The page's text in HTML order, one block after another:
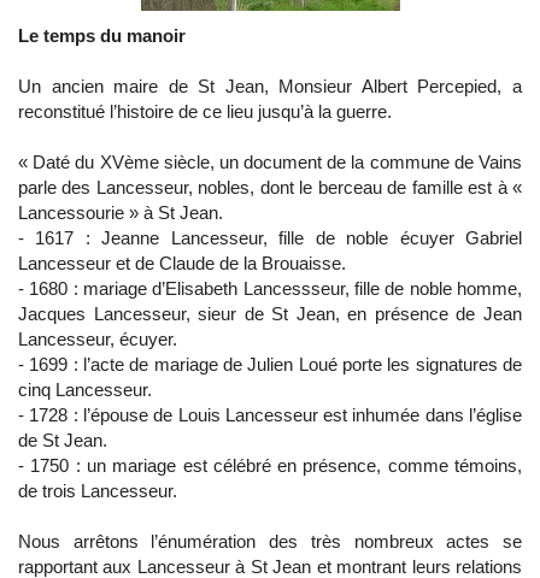
Le temps du manoir
Un ancien maire de St Jean, Monsieur Albert Percepied, a
reconstitué l’histoire de ce lieu jusqu’à la guerre.
« Daté du XVème siècle, un document de la commune de Vains
parle des Lancesseur, nobles, dont le berceau de famille est à «
Lancessourie » à St Jean.
- 1617 : Jeanne Lancesseur, fille de noble écuyer Gabriel
Lancesseur et de Claude de la Brouaisse.
- 1680 : mariage d’Elisabeth Lancessseur, fille de noble homme,
Jacques Lancesseur, sieur de St Jean, en présence de Jean
Lancesseur, écuyer.
- 1699 : l’acte de mariage de Julien Loué porte les signatures de
cinq Lancesseur.
- 1728 : l’épouse de Louis Lancesseur est inhumée dans l’église
de St Jean.
- 1750 : un mariage est célébré en présence, comme témoins,
de trois Lancesseur.
Nous arrêtons l’énumération des très nombreux actes se
rapportant aux Lancesseur à St Jean et montrant leurs relations